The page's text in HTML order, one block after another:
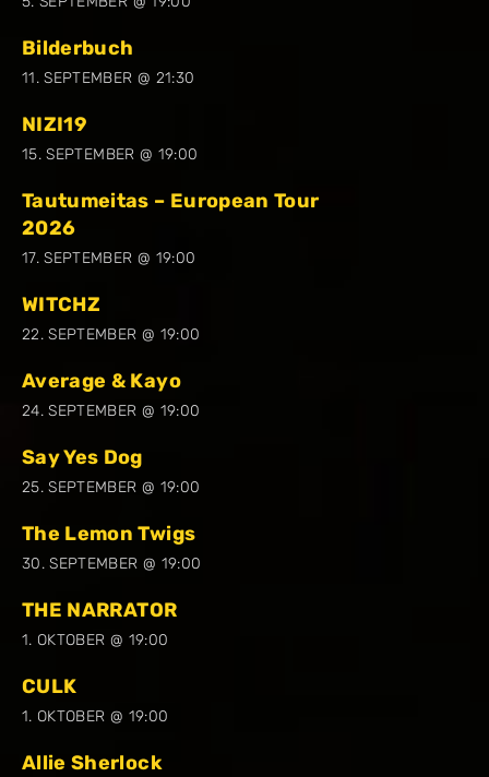
Bilderbuch
11. SEPTEMBER @ 21:30
NIZI19
15. SEPTEMBER @ 19:00
Tautumeitas – European Tour
2026
17. SEPTEMBER @ 19:00
WITCHZ
22. SEPTEMBER @ 19:00
Average & Kayo
24. SEPTEMBER @ 19:00
Say Yes Dog
25. SEPTEMBER @ 19:00
The Lemon Twigs
30. SEPTEMBER @ 19:00
THE NARRATOR
1. OKTOBER @ 19:00
CULK
1. OKTOBER @ 19:00
Allie Sherlock